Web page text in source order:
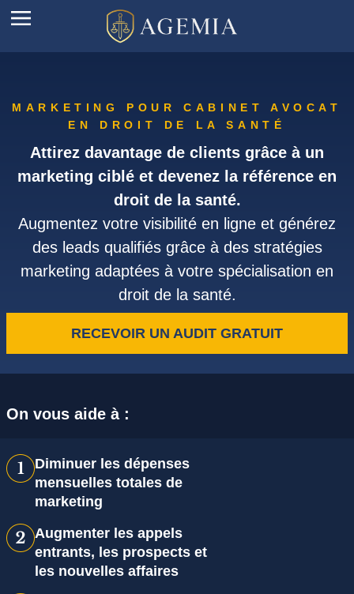
MARKETING POUR CABINET AVOCAT
EN DROIT DE LA SANTÉ
Attirez davantage de clients grâce à un
marketing ciblé et devenez la référence en
droit de la santé.
Augmentez votre visibilité en ligne et générez
des leads qualifiés grâce à des stratégies
marketing adaptées à votre spécialisation en
droit de la santé.
RECEVOIR UN AUDIT GRATUIT
On vous aide à :
Diminuer les dépenses
mensuelles totales de
marketing
Augmenter les appels
entrants, les prospects et
les nouvelles affaires